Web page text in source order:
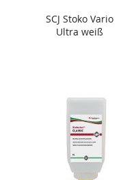
SCJ Stoko Vario
Ultra weiß